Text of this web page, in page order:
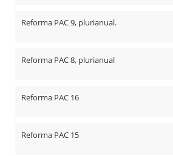
Reforma PAC 9, plurianual.
Reforma PAC 8, plurianual
Reforma PAC 16
Reforma PAC 15